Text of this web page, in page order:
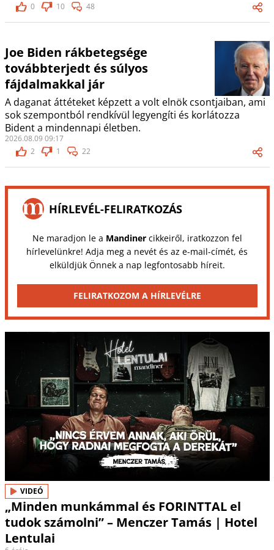
0
10 48
Joe Biden rákbetegsége
továbbterjedt és súlyos
fájdalmakkal jár
A daganat áttéteket képzett a volt elnök csontjaiban, ami
sok szempontból rendkívül legyengíti és korlátozza
Bident a mindennapi életben.
2026.08.09 09:17
2
1 22
HÍRLEVÉL-FELIRATKOZÁS
Ne maradjon le a Mandinercikkeiről, iratkozzon fel
hírlevelünkre! Adja meg a nevét és az e-mail-címét, és
elküldjük Önnek a nap legfontosabb híreit.
FELIRATKOZOM A HÍRLEVÉLRE
VIDEÓ
„Minden munkámmal és FORINTTAL el
tudok számolni” – Menczer Tamás | Hotel
Lentulai